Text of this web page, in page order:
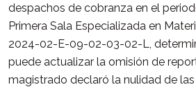
despachos de cobranza en el
Primera Sala Especializada en
2024-02-E-09-02-03-02-L,
puede actualizar la omisión de
magistrado declaró la nulidad de